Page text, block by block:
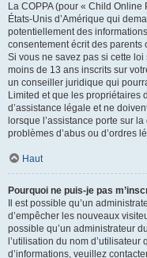
La COPPA (pour « Child
États-Unis d’Amérique qui
potentiellement des
consentement écrit des
Si vous ne savez pas si cette
moins de 13 ans inscrits sur
un conseiller juridique qui
Limited et que les propriétaires
d’assistance légale et ne
lorsque l’assistance porte sur
problèmes d’abus ou d’ordres
Haut
Pourquoi ne puis-je pas
Il est possible qu’un
d’empêcher les nouveaux
possible qu’un administrateur
l’utilisation du nom
d’informations, veuillez